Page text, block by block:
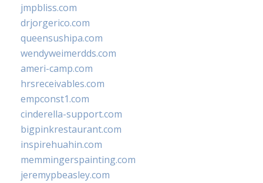
jmpbliss.com
drjorgerico.com
queensushipa.com
wendyweimerdds.com
ameri-camp.com
hrsreceivables.com
empconst1.com
cinderella-support.com
bigpinkrestaurant.com
inspirehuahin.com
memmingerspainting.com
jeremypbeasley.com